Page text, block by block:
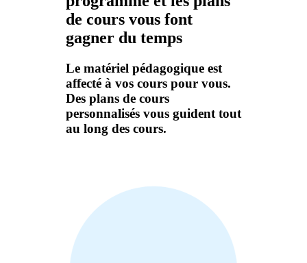
de cours vous font
gagner du temps
Le matériel pédagogique est
affecté à vos cours pour vous.
Des plans de cours
personnalisés vous guident tout
au long des cours.